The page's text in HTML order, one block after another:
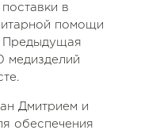
в
помощи
Предыдущая
медизделий
Дмитрием и
обеспечения